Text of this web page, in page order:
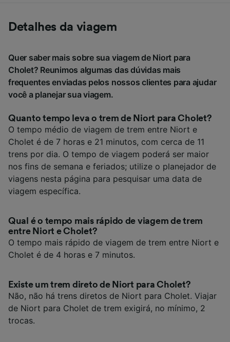
Detalhes da viagem
Quer saber mais sobre sua viagem de Niort para
Cholet? Reunimos algumas das dúvidas mais
frequentes enviadas pelos nossos clientes para ajudar
você a planejar sua viagem.
Quanto tempo leva o trem de Niort para Cholet?
O tempo médio de viagem de trem entre Niort e
Cholet é de 7 horas e 21 minutos, com cerca de 11
trens por dia. O tempo de viagem poderá ser maior
nos fins de semana e feriados; utilize o planejador de
viagens nesta página para pesquisar uma data de
viagem específica.
Qual é o tempo mais rápido de viagem de trem
entre Niort e Cholet?
O tempo mais rápido de viagem de trem entre Niort e
Cholet é de 4 horas e 7 minutos.
Existe um trem direto de Niort para Cholet?
Não, não há trens diretos de Niort para Cholet. Viajar
de Niort para Cholet de trem exigirá, no mínimo, 2
trocas.